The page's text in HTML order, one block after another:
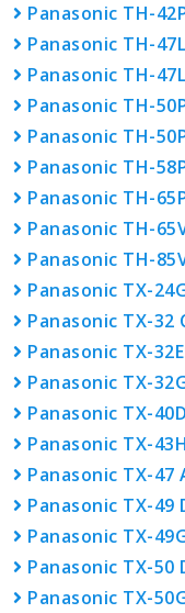
Panasonic TH-
Panasonic TH-
Panasonic TH-
Panasonic TH-
Panasonic TH-
Panasonic TH-
Panasonic TH-
Panasonic TH-
Panasonic TH-
Panasonic TX-
Panasonic TX-32
Panasonic TX-
Panasonic TX-
Panasonic TX-
Panasonic TX-
Panasonic TX-47
Panasonic TX-49
Panasonic TX-
Panasonic TX-50
Panasonic TX-